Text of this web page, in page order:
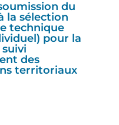
du
la sélection
technique
pour la
des
territoriaux